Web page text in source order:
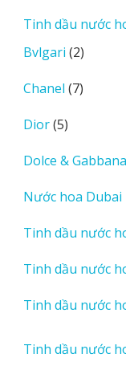
Tinh dầu nước
Bvlgari 22
phẩm
Chanel 77
Dior 55
phẩm
Dolce & Gabbana
Nước hoa Dubai
Tinh dầu nước
Tinh dầu nước
Tinh dầu nước
Tinh dầu nước